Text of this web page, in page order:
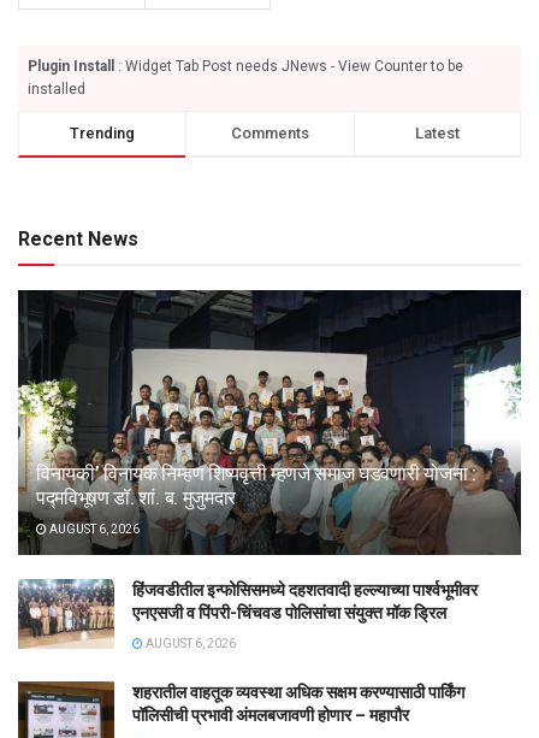
Plugin Install
: Widget Tab Post needs JNews - View Counter to be
installed
Trending Comments Latest
Recent News
विनायकी’ विनायक निम्हण शिष्यवृत्ती म्हणजे समाज घडवणारी योजना :
पद्मविभूषण डॉ. शां. ब. मुजुमदार
AUGUST 6, 2026
हिंजवडीतील इन्फोसिसमध्ये दहशतवादी हल्ल्याच्या पार्श्वभूमीवर
एनएसजी व पिंपरी-चिंचवड पोलिसांचा संयुक्त मॉक ड्रिल
AUGUST 6, 2026
शहरातील वाहतूक व्यवस्था अधिक सक्षम करण्यासाठी पार्किंग
पॉलिसीची प्रभावी अंमलबजावणी होणार – महापौर